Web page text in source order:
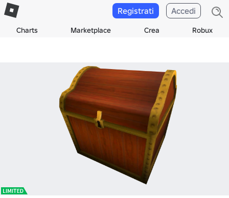
Charts Marketplace Crea Robux
Registrati Accedi